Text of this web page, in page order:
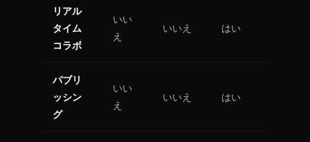
リアル
タイム
コラボ
いい
え
いいえ はい
パブリ
ッシン
グ
いい
え
いいえ はい